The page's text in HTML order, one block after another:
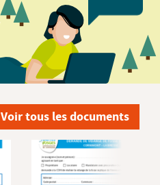
Voir tous les documents